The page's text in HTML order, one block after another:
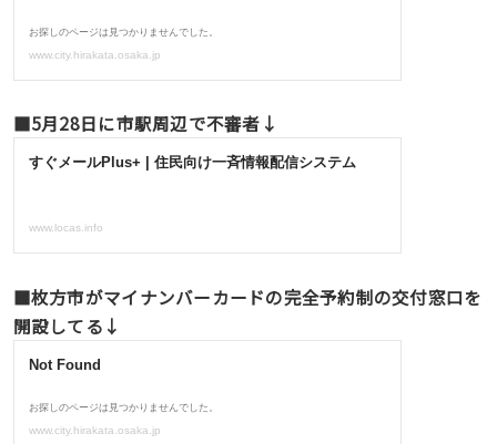
■5月28日に市駅周辺で不審者↓
■枚方市がマイナンバーカードの完全予約制の交付窓口を
開設してる↓